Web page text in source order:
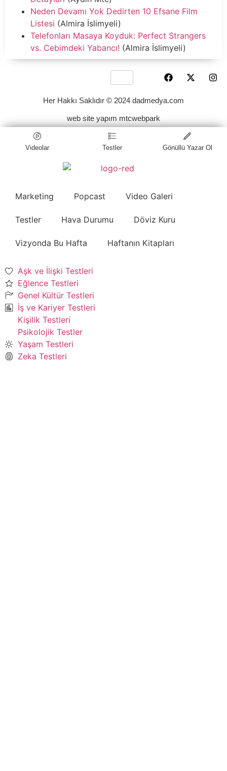
Neden Devamı Yok Dedirten 10 Efsane Film
Listesi (Almira İslimyeli)
Telefonları Masaya Koyduk: Perfect Strangers
vs. Cebimdeki Yabancı! (Almira İslimyeli)
Her Hakkı Saklıdır © 2024 dadmedya.com
web site yapım mtcwebpark
Videolar Testler Gönüllü Yazar Ol
Marketing Popcast Video Galeri
Testler Hava Durumu Döviz Kuru
Vizyonda Bu Hafta Haftanın Kitapları
Aşk ve İlişki Testleri
Eğlence Testleri
Genel Kültür Testleri
İş ve Kariyer Testleri
Kişilik Testleri
Psikolojik Testler
Yaşam Testleri
Zeka Testleri